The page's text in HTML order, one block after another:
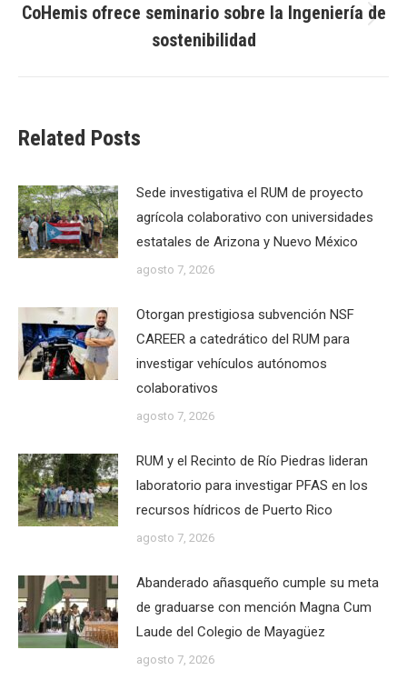
Next
post:
CoHemis ofrece seminario sobre la Ingeniería de
sostenibilidad
Related Posts
Sede investigativa el RUM de proyecto
agrícola colaborativo con universidades
estatales de Arizona y Nuevo México
agosto 7, 2026
Otorgan prestigiosa subvención NSF
CAREER a catedrático del RUM para
investigar vehículos autónomos
colaborativos
agosto 7, 2026
RUM y el Recinto de Río Piedras lideran
laboratorio para investigar PFAS en los
recursos hídricos de Puerto Rico
agosto 7, 2026
Abanderado añasqueño cumple su meta
de graduarse con mención Magna Cum
Laude del Colegio de Mayagüez
agosto 7, 2026